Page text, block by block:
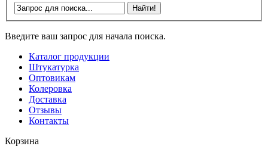
Введите ваш запрос для начала поиска.
Каталог продукции
Штукатурка
Оптовикам
Колеровка
Доставка
Отзывы
Контакты
Корзина